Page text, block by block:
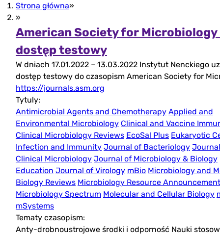
Strona główna»
»
American Society for Microbiology
dostęp testowy(otwórz
w
nowej
W dniach 17.01.2022 – 13.03.2022 Instytut Nenckiego
dostęp testowy do czasopism American Society for
https://journals.asm.org
Tytuly:
Antimicrobial Agents and Chemotherapy Applied and
Environmental Microbiology Clinical and Vaccine
Clinical Microbiology Reviews EcoSal Plus Eukaryotic
Infection and Immunity Journal of Bacteriology
Clinical Microbiology Journal of Microbiology & Biology
Education Journal of Virology mBio Microbiology and
Biology Reviews Microbiology Resource
Microbiology Spectrum Molecular and Cellular Biology
mSystems
Tematy czasopism:
Anty-drobnoustrojowe środki i odporność Nauki